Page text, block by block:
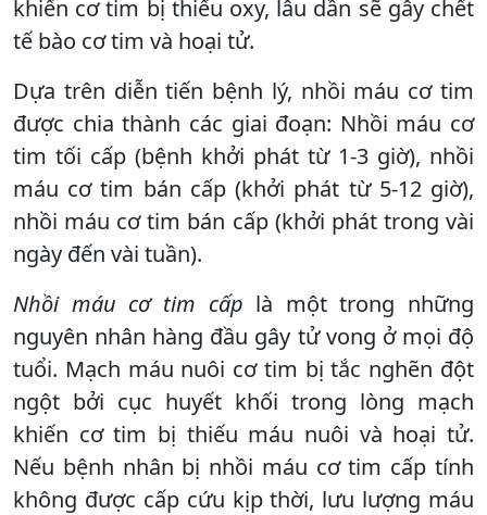
khiến cơ tim bị thiếu oxy, lâu dần sẽ gây chết
tế bào cơ tim và hoại tử.
Dựa trên diễn tiến bệnh lý, nhồi máu cơ tim
được chia thành các giai đoạn: Nhồi máu cơ
tim tối cấp (bệnh khởi phát từ 1-3 giờ), nhồi
máu cơ tim bán cấp (khởi phát từ 5-12 giờ),
nhồi máu cơ tim bán cấp (khởi phát trong vài
ngày đến vài tuần).
Nhồi máu cơ tim cấp là một trong những
nguyên nhân hàng đầu gây tử vong ở mọi độ
tuổi. Mạch máu nuôi cơ tim bị tắc nghẽn đột
ngột bởi cục huyết khối trong lòng mạch
khiến cơ tim bị thiếu máu nuôi và hoại tử.
Nếu bệnh nhân bị nhồi máu cơ tim cấp tính
không được cấp cứu kịp thời, lưu lượng máu